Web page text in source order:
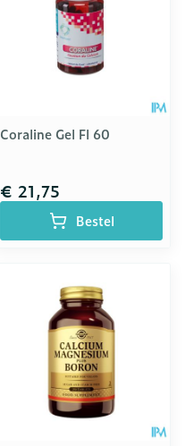
Coraline Gel Fl 60
€ 21,75
Bestel